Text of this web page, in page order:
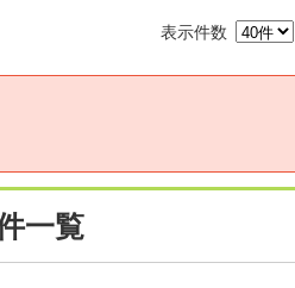
表示件数
一覧